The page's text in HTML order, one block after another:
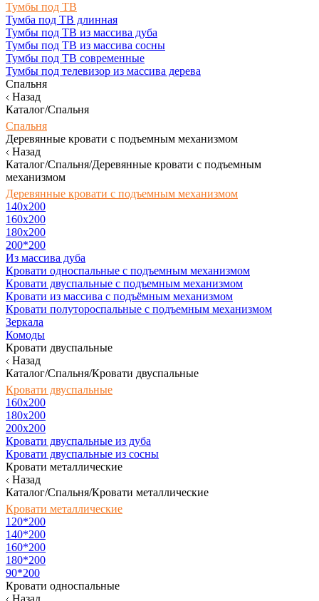
Тумбы под ТВ
Тумба под ТВ длинная
Тумбы под ТВ из массива дуба
Тумбы под ТВ из массива сосны
Тумбы под ТВ современные
Тумбы под телевизор из массива дерева
Спальня
Назад
Каталог/Спальня
Спальня
Деревянные кровати с подъемным механизмом
Назад
Каталог/Спальня/Деревянные кровати с подъемным
механизмом
Деревянные кровати с подъемным механизмом
140x200
160х200
180х200
200*200
Из массива дуба
Кровати односпальные с подъемным механизмом
Кровати двуспальные с подъемным механизмом
Кровати из массива с подъёмным механизмом
Кровати полутороспальные с подъемным механизмом
Зеркала
Комоды
Кровати двуспальные
Назад
Каталог/Спальня/Кровати двуспальные
Кровати двуспальные
160х200
180x200
200x200
Кровати двуспальные из дуба
Кровати двуспальные из сосны
Кровати металлические
Назад
Каталог/Спальня/Кровати металлические
Кровати металлические
120*200
140*200
160*200
180*200
90*200
Кровати односпальные
Назад